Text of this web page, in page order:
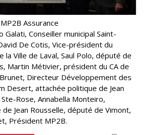
Assurance
Galati, Conseiller municipal Saint-
De Cotis, Vice-président du
la Ville de Laval, Saul Polo, député de
Martin Métivier, président du CA de
Directeur Développement des
Desert, attachée politique de Jean
Rose, Annabella Monteiro,
Jean Rousselle, député de Vimont,
Président MP2B.